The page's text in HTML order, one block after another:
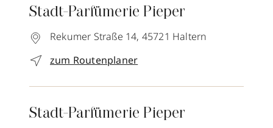
Stadt-Parfümerie Pieper
Rekumer Straße 14, 45721 Haltern
zum Routenplaner
Stadt-Parfümerie Pieper